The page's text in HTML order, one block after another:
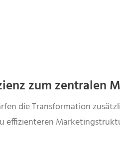
zum zentralen
die Transformation
effizienteren